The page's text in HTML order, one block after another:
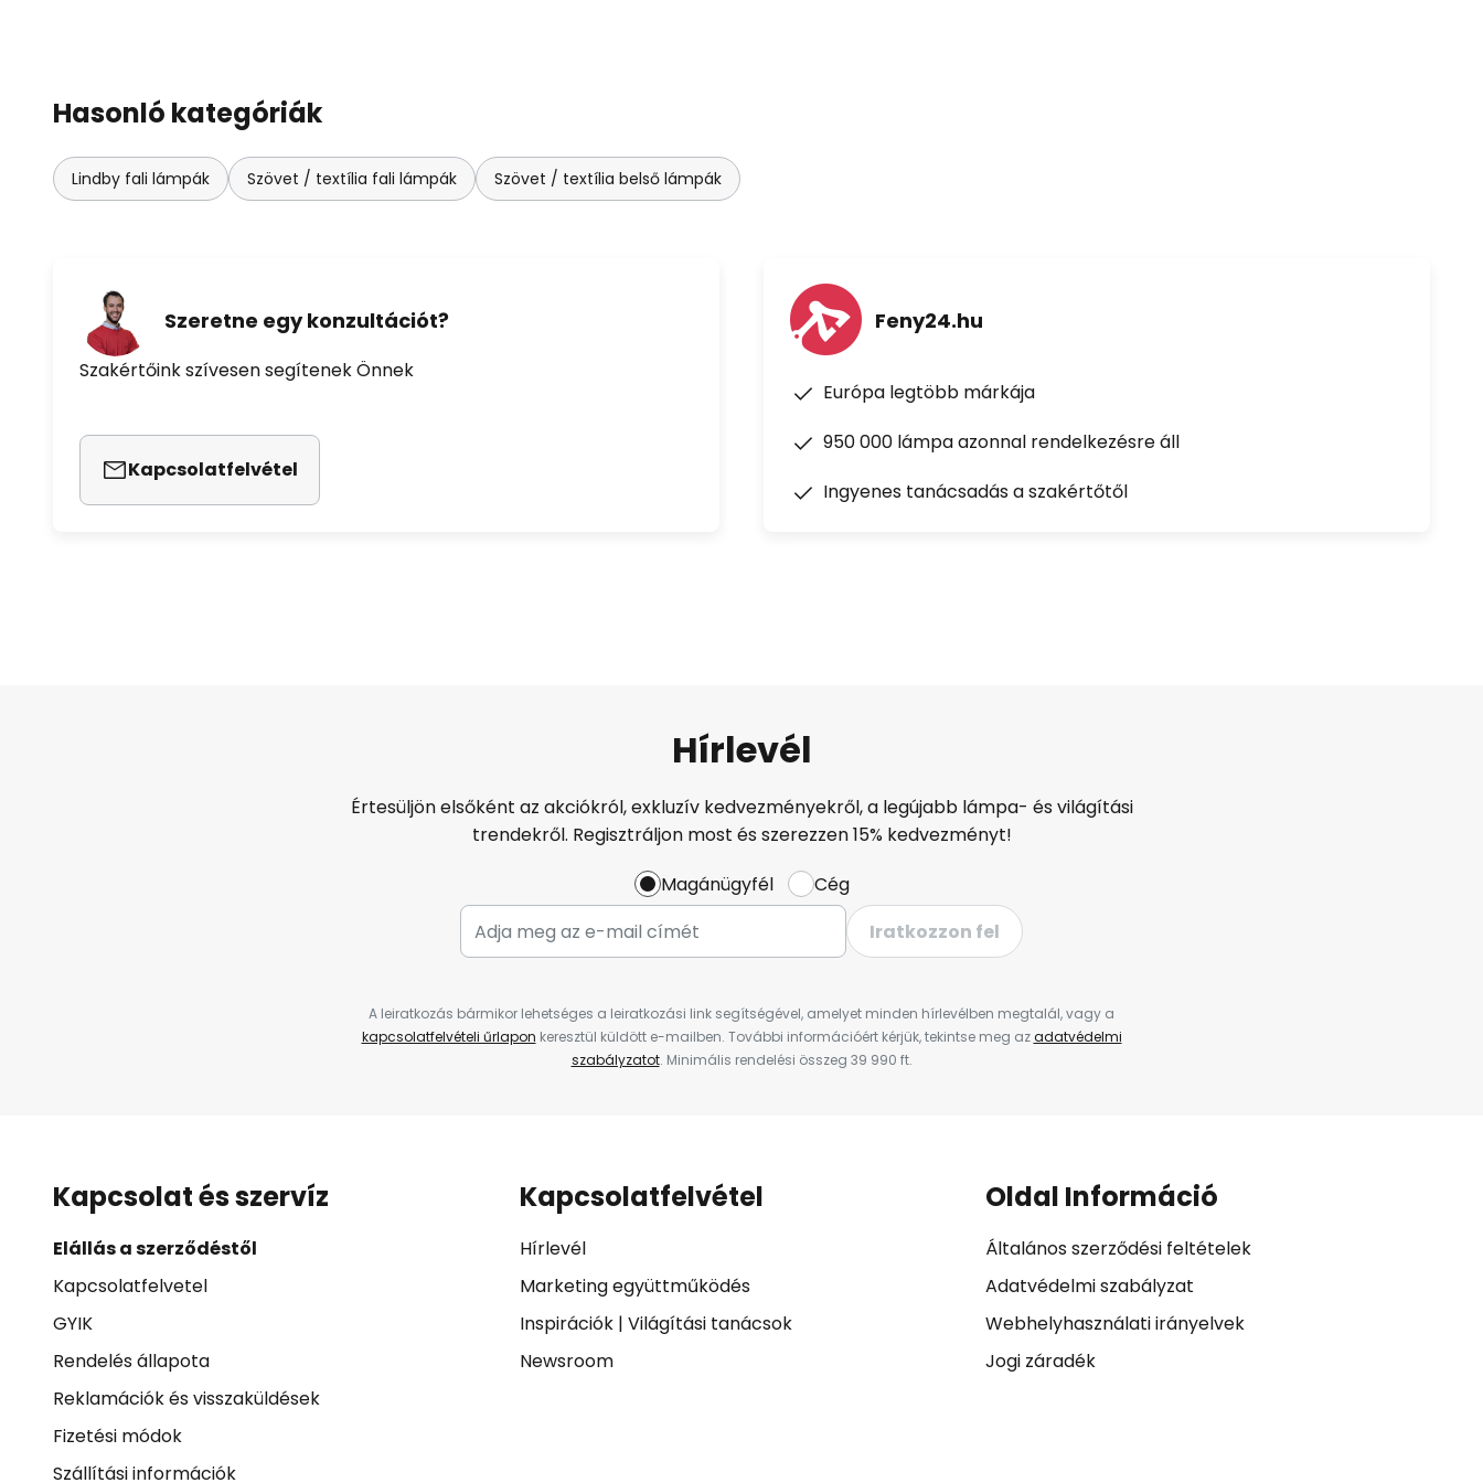
Hasonló kategóriák
Lindby fali lámpák Szövet / textília fali lámpák Szövet / textília belső lámpák
Szeretne egy konzultációt?
Szakértőink szívesen segítenek Önnek
Kapcsolatfelvétel
Feny24.hu
Európa legtöbb márkája
950 000 lámpa azonnal rendelkezésre áll
Ingyenes tanácsadás a szakértőtől
Hírlevél
Értesüljön elsőként az akciókról, exkluzív kedvezményekről, a legújabb lámpa- és világítási
trendekről. Regisztráljon most és szerezzen 15% kedvezményt!
Magánügyfél
Cég
Iratkozzon fel
A leiratkozás bármikor lehetséges a leiratkozási link segítségével, amelyet minden hírlevélben megtalál, vagy a
kapcsolatfelvételi űrlapon keresztül küldött e-mailben. További információért kérjük, tekintse meg azadatvédelmi
szabályzatot. Minimális rendelési összeg 39 990 ft.
Kapcsolat és szervíz
Elállás a szerződéstől
Kapcsolatfelvetel
GYIK
Rendelés állapota
Reklamációk és visszaküldések
Fizetési módok
Szállítási információk
Kapcsolatfelvétel
Hírlevél
Marketing együttműködés
Inspirációk| Világítási tanácsok
Newsroom
Oldal Információ
Általános szerződési feltételek
Adatvédelmi szabályzat
Webhelyhasználati irányelvek
Jogi záradék